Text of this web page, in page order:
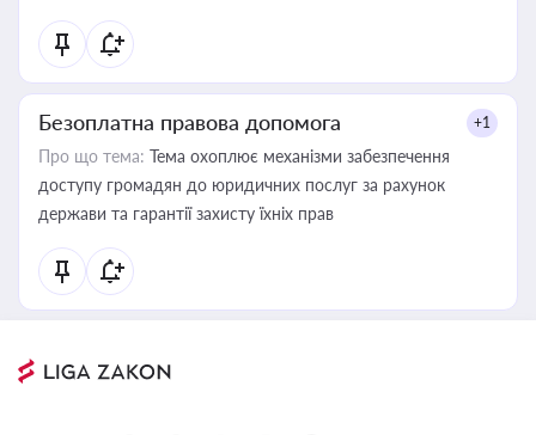
Безоплатна правова допомога +1
Про що тема: Тема охоплює механізми забезпечення
доступу громадян до юридичних послуг за рахунок
держави та гарантії захисту їхніх прав